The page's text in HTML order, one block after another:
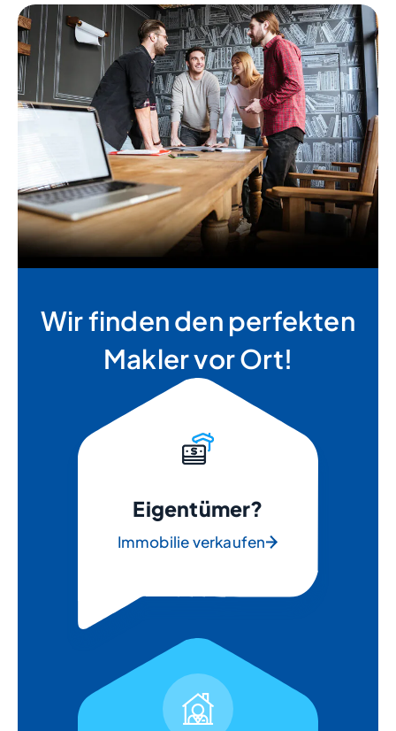
Wir finden den perfekten
Makler vor Ort!
Eigentümer?
Immobilie verkaufen